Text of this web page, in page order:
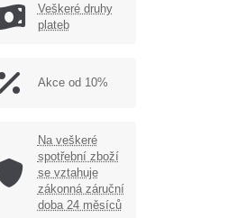
Veškeré druhy
plateb
Akce od 10%
Na veškeré
spotřební zboží
se vztahuje
zákonná záruční
doba 24 měsíců